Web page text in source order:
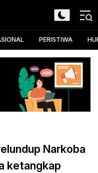
PERISTIWA
Narkoba
ketangkap